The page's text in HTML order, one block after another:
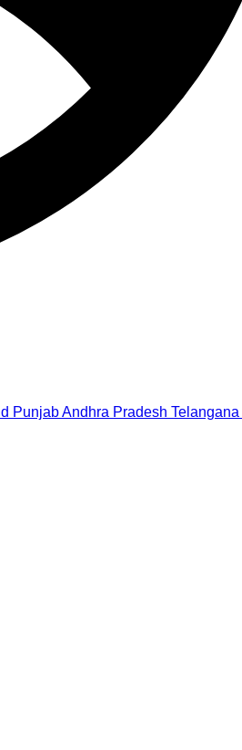
PunjabAndhra Pradesh Telangana